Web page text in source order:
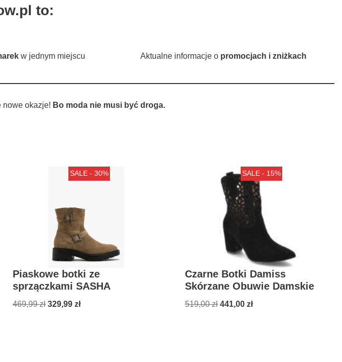
to:
w jednym miejscu Aktualne informacje o promocjach i zniżkach
nowe okazje! Bo moda nie musi być droga.
SALE - 30%
Piaskowe botki ze
sprzączkami SASHA
469,99zł 329,99zł
SALE - 15%
Czarne Botki Damiss
Skórzane Obuwie Damskie
519,00zł 441,00 zł